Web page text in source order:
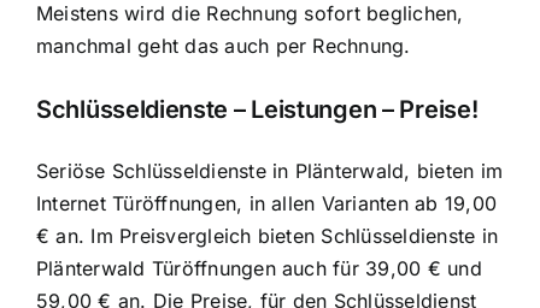
Meistens wird die Rechnung sofort beglichen,
manchmal geht das auch per Rechnung.
Schlüsseldienste – Leistungen – Preise!
Seriöse Schlüsseldienste in Plänterwald, bieten im
Internet Türöffnungen, in allen Varianten ab 19,00
€ an. Im Preisvergleich bieten Schlüsseldienste in
Plänterwald Türöffnungen auch für 39,00 € und
59,00 € an. Die Preise, für den Schlüsseldienst